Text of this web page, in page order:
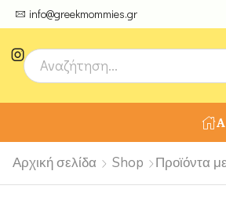
info@greekmommies.gr
μοναδικές δημιουργίες από τους
Αρχική σελίδα Shop Προϊόντα